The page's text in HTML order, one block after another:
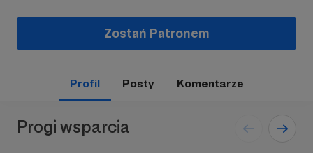
Zostań Patronem
Profil Posty Komentarze
Progi wsparcia